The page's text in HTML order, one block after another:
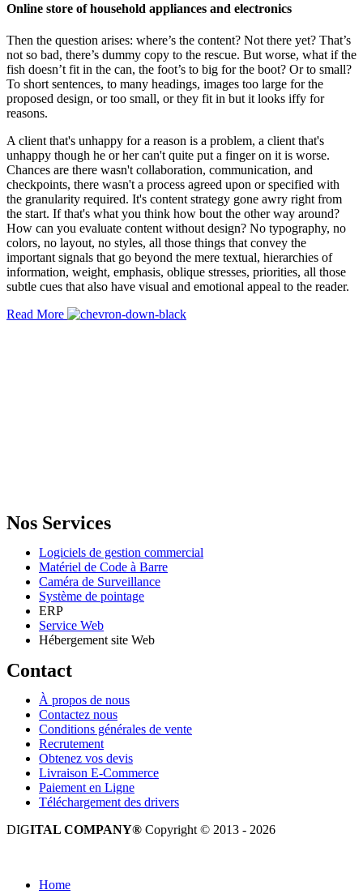
Online store of household appliances and electronics
Then the question arises: where’s the content? Not there yet? That’s
not so bad, there’s dummy copy to the rescue. But worse, what if the
fish doesn’t fit in the can, the foot’s to big for the boot? Or to small?
To short sentences, to many headings, images too large for the
proposed design, or too small, or they fit in but it looks iffy for
reasons.
A client that's unhappy for a reason is a problem, a client that's
unhappy though he or her can't quite put a finger on it is worse.
Chances are there wasn't collaboration, communication, and
checkpoints, there wasn't a process agreed upon or specified with
the granularity required. It's content strategy gone awry right from
the start. If that's what you think how bout the other way around?
How can you evaluate content without design? No typography, no
colors, no layout, no styles, all those things that convey the
important signals that go beyond the mere textual, hierarchies of
information, weight, emphasis, oblique stresses, priorities, all those
subtle cues that also have visual and emotional appeal to the reader.
Read More
Nos Services
Logiciels de gestion commercial
Matériel de Code à Barre
Caméra de Surveillance
Système de pointage
ERP
Service Web
Hébergement site Web
Contact
À propos de nous
Contactez nous
Conditions générales de vente
Recrutement
Obtenez vos devis
Livraison E-Commerce
Paiement en Ligne
Téléchargement des drivers
DIGITAL COMPANY® Copyright © 2013 - 2026
Home